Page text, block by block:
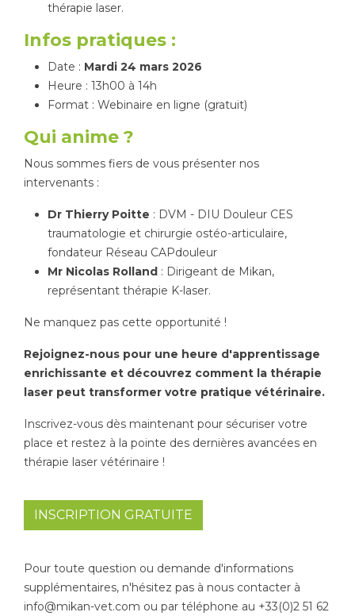
thérapie laser.
Infos pratiques :
Date : Mardi 24 mars 2026
Heure : 13h00 à 14h
Format : Webinaire en ligne (gratuit)
Qui anime ?
Nous sommes fiers de vous présenter nos
intervenants :
Dr Thierry Poitte : DVM - DIU Douleur CES
traumatologie et chirurgie ostéo-articulaire,
fondateur Réseau CAPdouleur
Mr Nicolas Rolland : Dirigeant de Mikan,
représentant thérapie K-laser.
Ne manquez pas cette opportunité !
Rejoignez-nous pour une heure d'apprentissage
enrichissante et découvrez comment la thérapie
laser peut transformer votre pratique vétérinaire.
Inscrivez-vous dès maintenant pour sécuriser votre
place et restez à la pointe des dernières avancées en
thérapie laser vétérinaire !
INSCRIPTION GRATUITE
Pour toute question ou demande d'informations
supplémentaires, n'hésitez pas à nous contacter à
info@mikan-vet.com ou par téléphone au +33(0)2 51 62